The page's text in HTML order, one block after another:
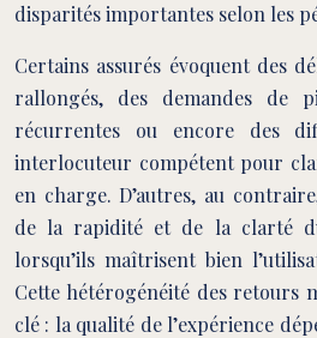
disparités importantes selon les
Certains assurés évoquent des
rallongés, des demandes de
récurrentes ou encore des
interlocuteur compétent pour
en charge. D’autres, au
de la rapidité et de la clarté
lorsqu’ils maîtrisent bien
Cette hétérogénéité des retours
clé : la qualité de l’expérience